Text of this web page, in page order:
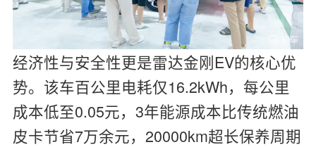
经济性与安全性更是雷达金刚EV的核心优
势。该车百公里电耗仅16.2kWh，每公里
成本低至0.05元，3年能源成本比传统燃油
皮卡节省7万余元，20000km超长保养周期